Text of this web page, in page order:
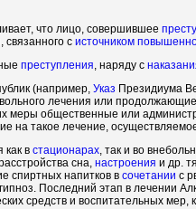
что лицо, совершившее
связанного с источником
преступления, наряду с
(например, Указ Президиума
лечения или
меры общественные или
на такое лечение,
как в стационарах, так и во
сна, настроения и др.
спиртных напитков в сочетании с
гипноз. Последний этап в лечении
средств и воспитательных